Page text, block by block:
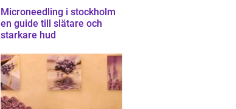
Microneedling i stockholm
en guide till slätare och
starkare hud